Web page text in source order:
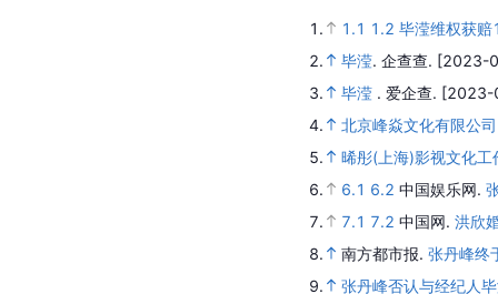
1. 1.1 1.2 毕滢维权获
2.
毕滢. 企查查. [2023-
3.
毕滢 . 爱企查. [2023-
4.
北京峰焱文化有限公司
5.
晞彤(上海)影视文化工
6.
6.1 6.2 中国娱乐网.
7.
7.1 7.2 中国网. 洪欣
8.
南方都市报. 张丹峰终
9.
张丹峰否认与经纪人